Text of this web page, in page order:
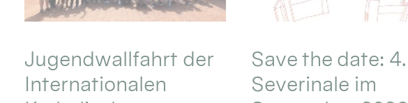
Jugendwallfahrt der
Internationalen
Save the date: 4.
Severinale im